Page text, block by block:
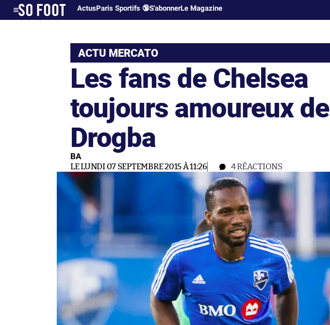
ActusParis Sportifs 🔞S'abonnerLe Magazine
ACTU MERCATO
Les fans de Chelsea
toujours amoureux de
Drogba
BA
LE LUNDI 07 SEPTEMBRE 2015 À 11:26 4RÉACTIONS